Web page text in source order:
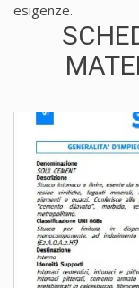
esigenze.